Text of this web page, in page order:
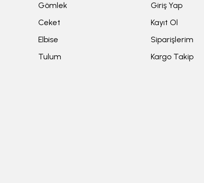
Gömlek
Ceket
Elbise
Tulum
Giriş Yap
Kayıt Ol
Siparişlerim
Kargo Takip